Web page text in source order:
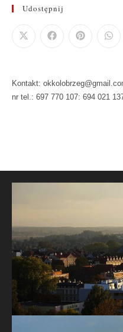
Udostępnij
Kontakt:
nr tel.: 697 770 107: 694 021